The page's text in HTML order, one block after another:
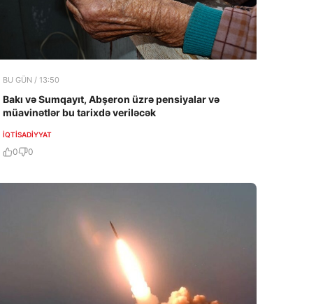
BU GÜN / 13:50
Bakı və Sumqayıt, Abşeron üzrə pensiyalar və
müavinətlər bu tarixdə veriləcək
İQTISADIYYAT
0 0